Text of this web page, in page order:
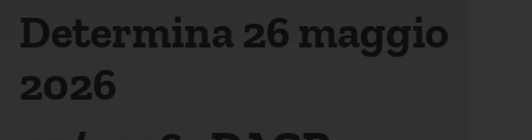
Determina 26 maggio
2026